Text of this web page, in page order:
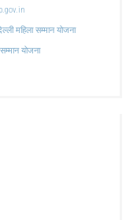
महिला सम्मान योजना
योजना